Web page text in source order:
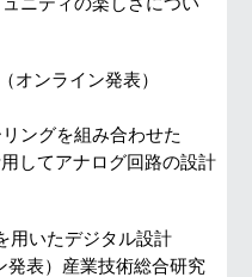
オンライン発表）
ングを組み合わせた
してアナログ回路の設計
いたデジタル設計
発表） 産業技術総合研究